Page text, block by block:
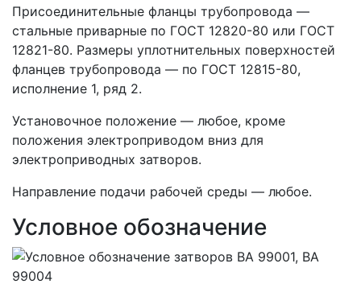
Присоединительные фланцы трубопровода —
стальные приварные по ГОСТ 12820-80 или ГОСТ
12821-80. Размеры уплотнительных поверхностей
фланцев трубопровода — по ГОСТ 12815-80,
исполнение 1, ряд 2.
Установочное положение — любое, кроме
положения электроприводом вниз для
электроприводных затворов.
Направление подачи рабочей среды — любое.
Условное обозначение